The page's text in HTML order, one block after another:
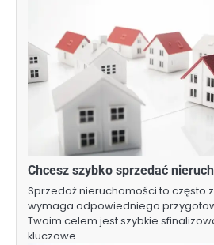
Chcesz szybko sprzedać
Sprzedaż nieruchomości to często
wymaga odpowiedniego
Twoim celem jest szybkie
kluczowe…